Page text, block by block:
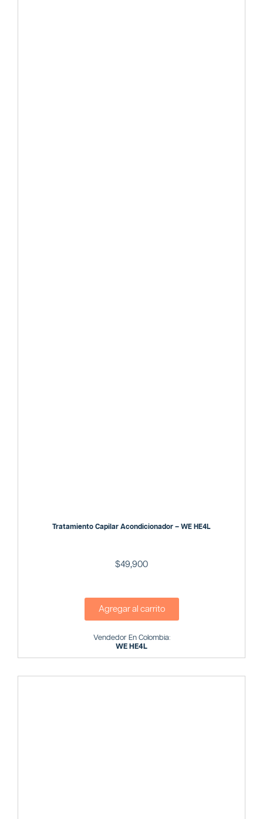
Tratamiento Capilar Acondicionador – WE HE4L
$49,900
Agregar al carrito
Vendedor En Colombia:
WE HE4L